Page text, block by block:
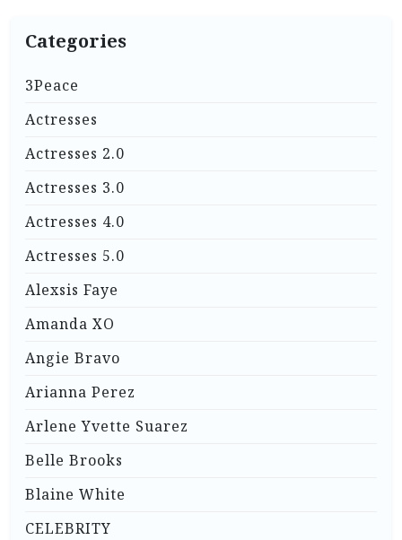
Categories
3Peace
Actresses
Actresses 2.0
Actresses 3.0
Actresses 4.0
Actresses 5.0
Alexsis Faye
Amanda XO
Angie Bravo
Arianna Perez
Arlene Yvette Suarez
Belle Brooks
Blaine White
CELEBRITY